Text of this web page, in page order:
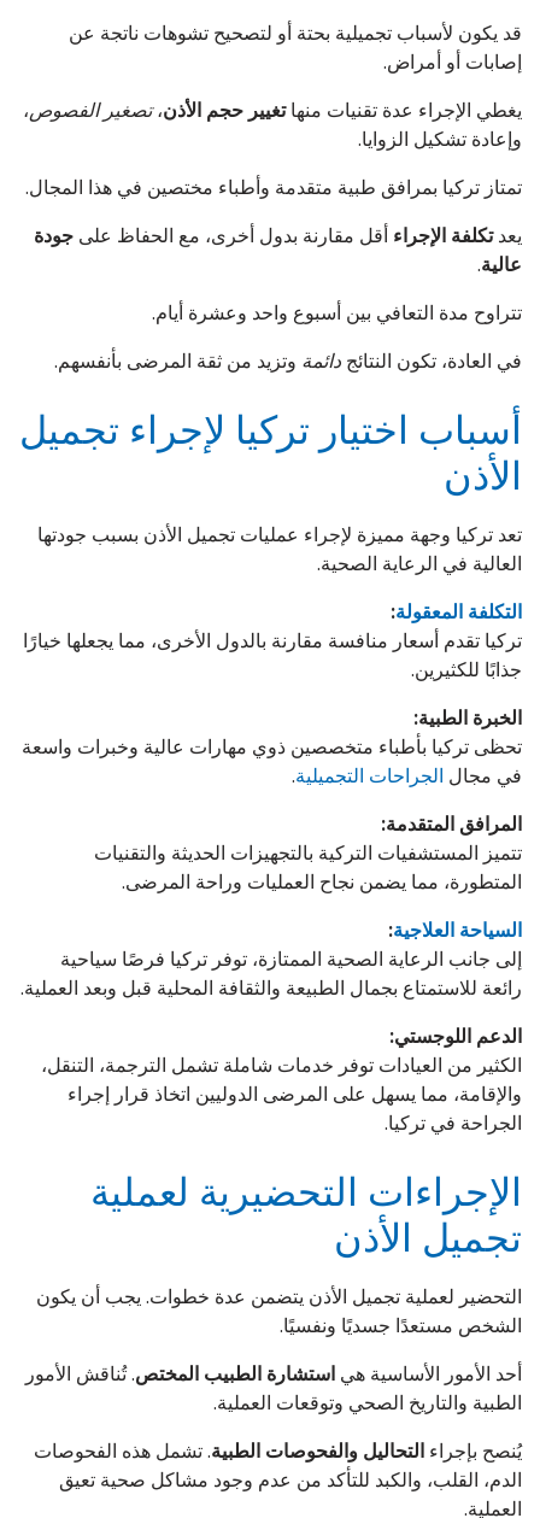
قد يكون لأسباب تجميلية بحتة أو لتصحيح تشوهات ناتجة عن
إصابات أو أمراض.
يغطي الإجراء عدة تقنيات منهاتغيير حجم الأذن،تصغير الفصوص،
وإعادة تشكيل الزوايا.
تمتاز تركيا بمرافق طبية متقدمة وأطباء مختصين في هذا المجال.
يعدتكلفة الإجراء أقل مقارنة بدول أخرى، مع الحفاظ على جودة
عالية.
تتراوح مدة التعافي بين أسبوع واحد وعشرة أيام.
في العادة، تكون النتائج دائمة وتزيد من ثقة المرضى بأنفسهم.
أسباب اختيار تركيا لإجراء تجميل
الأذن
تعد تركيا وجهة مميزة لإجراء عمليات تجميل الأذن بسبب جودتها
العالية في الرعاية الصحية.
التكلفة المعقولة:
تركيا تقدم أسعار منافسة مقارنة بالدول الأخرى، مما يجعلها خيارًا
جذابًا للكثيرين.
الخبرة الطبية:
تحظى تركيا بأطباء متخصصين ذوي مهارات عالية وخبرات واسعة
في مجال الجراحات التجميلية.
المرافق المتقدمة:
تتميز المستشفيات التركية بالتجهيزات الحديثة والتقنيات
المتطورة، مما يضمن نجاح العمليات وراحة المرضى.
السياحة العلاجية:
إلى جانب الرعاية الصحية الممتازة، توفر تركيا فرصًا سياحية
رائعة للاستمتاع بجمال الطبيعة والثقافة المحلية قبل وبعد العملية.
الدعم اللوجستي:
الكثير من العيادات توفر خدمات شاملة تشمل الترجمة، التنقل،
والإقامة، مما يسهل على المرضى الدوليين اتخاذ قرار إجراء
الجراحة في تركيا.
الإجراءات التحضيرية لعملية
تجميل الأذن
التحضير لعملية تجميل الأذن يتضمن عدة خطوات. يجب أن يكون
الشخص مستعدًا جسديًا ونفسيًا.
أحد الأمور الأساسية هي استشارة الطبيب المختص. تُناقش الأمور
الطبية والتاريخ الصحي وتوقعات العملية.
يُنصح بإجراء التحاليل والفحوصات الطبية. تشمل هذه الفحوصات
الدم، القلب، والكبد للتأكد من عدم وجود مشاكل صحية تعيق
العملية.